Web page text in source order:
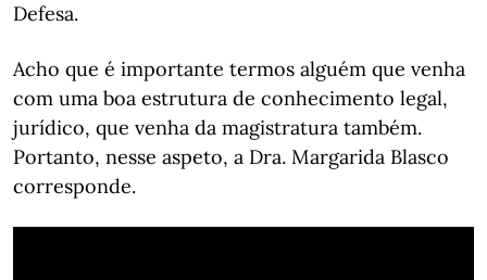
Defesa.
Acho que é importante termos alguém que venha
com uma boa estrutura de conhecimento legal,
jurídico, que venha da magistratura também.
Portanto, nesse aspeto, a Dra. Margarida Blasco
corresponde.